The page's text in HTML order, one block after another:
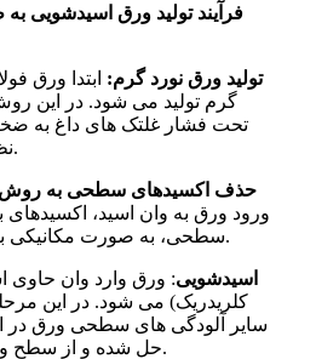
فرآیند تولید ورق اسیدشویی
تولید ورق نورد گرم: ابتدا ورق
گرم تولید می شود. در این
تحت فشار غلتک های داغ به
نظر تبدیل می شود.
حذف اکسیدهای سطحی به روش
ورود ورق به وان اسید، اکسیدهای
سطحی، به صورت مکانیکی برداشته می شوند.
اسیدشویی: ورق وارد وان حاوی
کلریدریک) می شود. در این
سایر آلودگی های سطحی ورق در
حل شده و از سطح ورق جدا می شوند.